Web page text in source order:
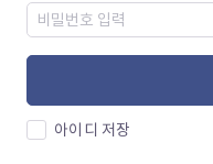
아이디 저장